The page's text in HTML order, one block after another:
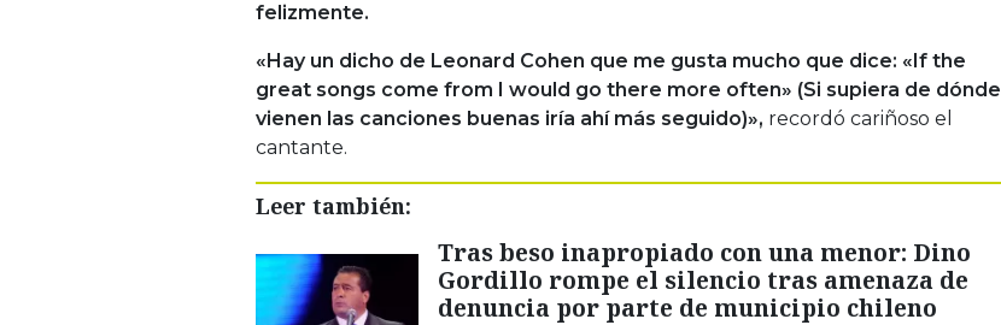
felizmente.
«Hay un dicho de Leonard Cohen que me gusta mucho que dice: «If the
great songs come from I would go there more often» (Si supiera de dónde
vienen las canciones buenas iría ahí más seguido)», recordó cariñoso el
cantante.
Leer también:
Tras beso inapropiado con una menor: Dino
Gordillo rompe el silencio tras amenaza de
denuncia por parte de municipio chileno